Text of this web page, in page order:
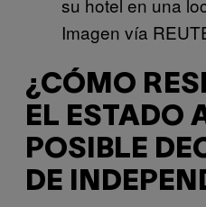
Imagen vía
¿CÓMO
EL ESTADO
POSIBLE
DE